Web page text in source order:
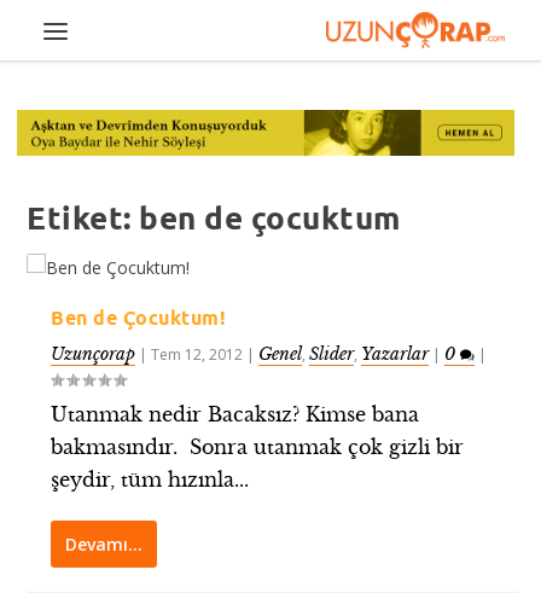
Etiket: ben de çocuktum
Ben de Çocuktum!
Uzunçorap |Tem 12, 2012 | Genel,Slider, Yazarlar| 0 |
Utanmak nedir Bacaksız? Kimse bana
bakmasındır. Sonra utanmak çok gizli bir
şeydir, tüm hızınla...
Devamı…